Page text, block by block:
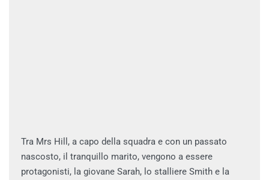
Tra Mrs Hill, a capo della squadra e con un passato
nascosto, il tranquillo marito, vengono a essere
protagonisti, la giovane Sarah, lo stalliere Smith e la